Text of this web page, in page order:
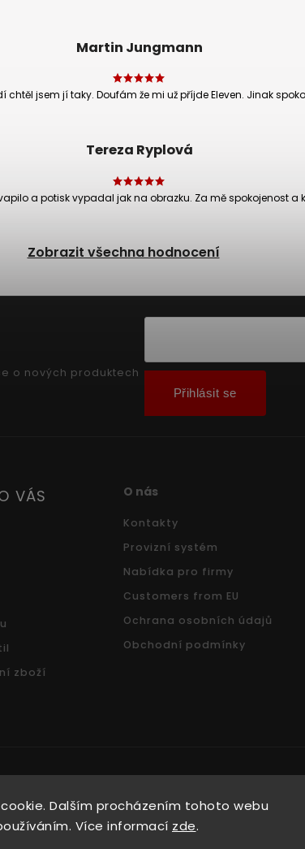
Dalším procházením tohoto webu
Více informací zde.
Martin Jungmann
chtěl jsem jí taky. Doufám že mi už příjde Eleven. Jinak
Tereza Ryplová
a potisk vypadal jak na obrazku. Za mě spokojenost a
Zobrazit všechna hodnocení
o nových produktech
Přihlásit se
VÁS
zboží
O nás
Kontakty
Provizní systém
Nabídka pro firmy
Customers from EU
Ochrana osobních údajů
Obchodní podmínky
2026Pradoch.cz. Všechna práva vyhrazena.
VytvořilShoptet| DesignShoptak.cz.